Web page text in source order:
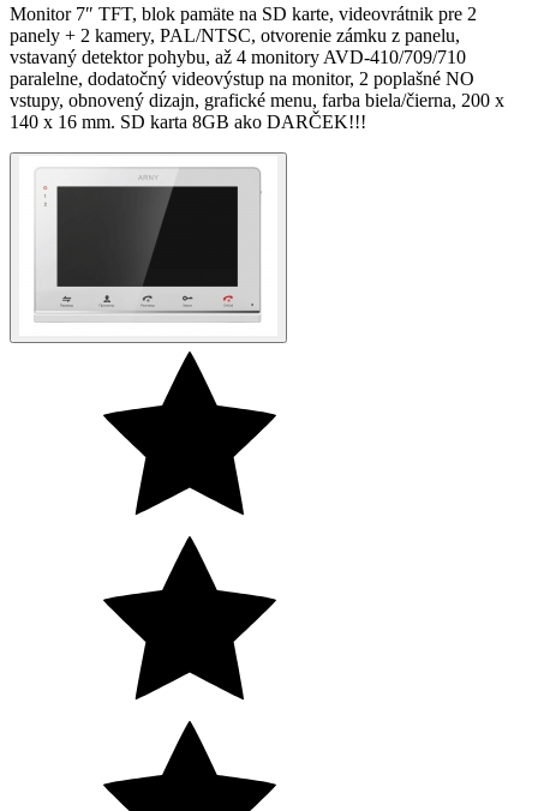
Monitor 7″ TFT, blok pamäte na SD karte, videovrátnik pre 2
panely + 2 kamery, PAL/NTSC, otvorenie zámku z panelu,
vstavaný detektor pohybu, až 4 monitory AVD-410/709/710
paralelne, dodatočný videovýstup na monitor, 2 poplašné NO
vstupy, obnovený dizajn, grafické menu, farba biela/čierna, 200 x
140 x 16 mm. SD karta 8GB ako DARČEK!!!